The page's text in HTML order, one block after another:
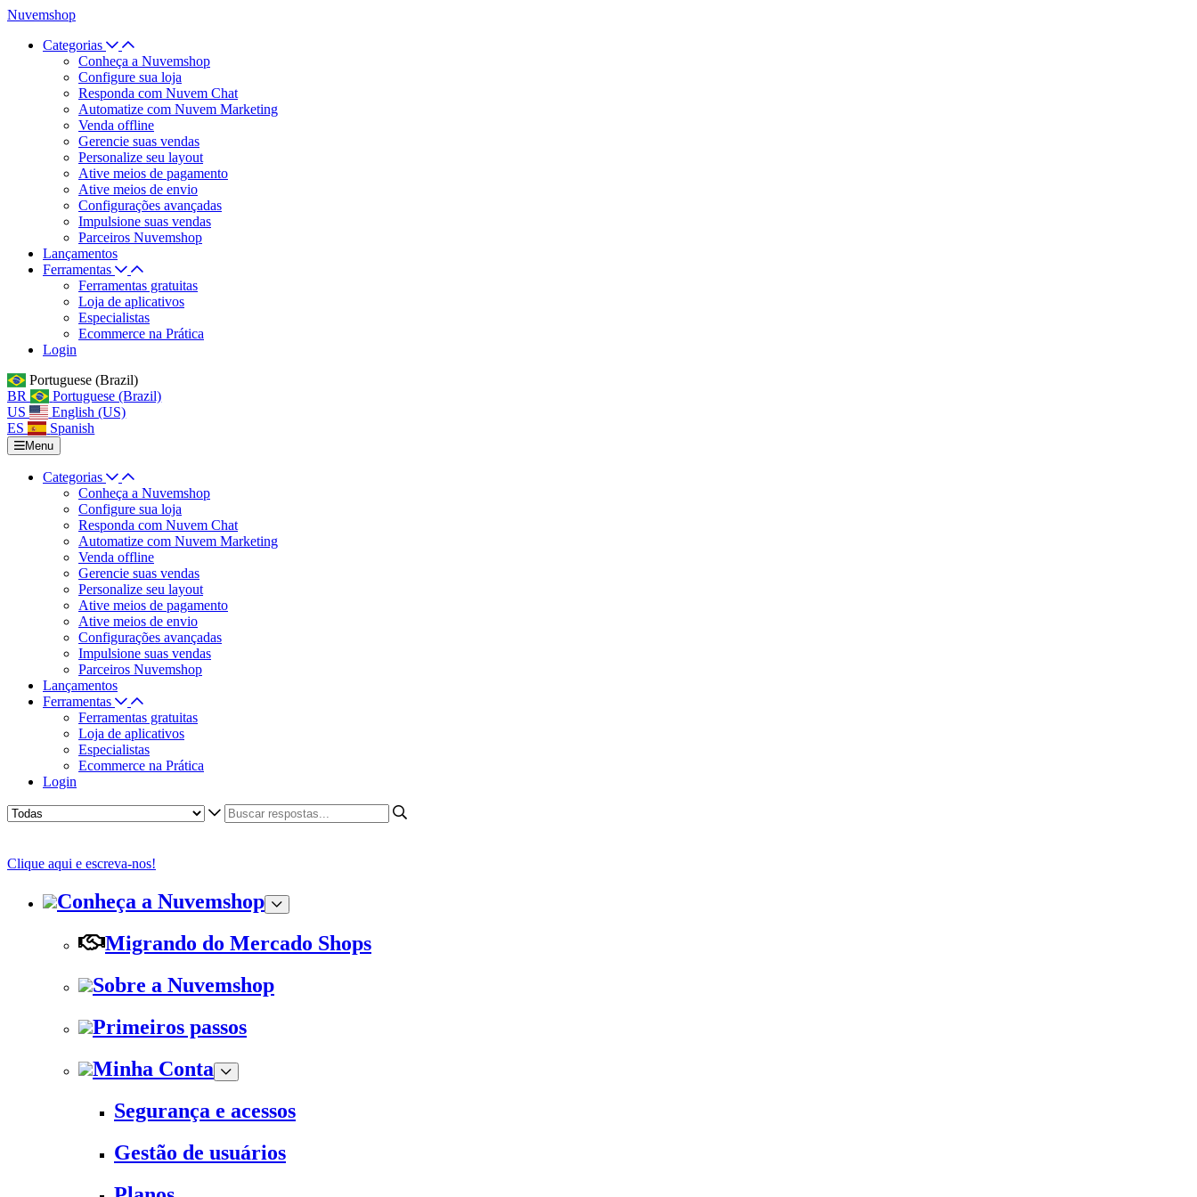
Nuvemshop
Categorias
Conheça a Nuvemshop
Configure sua loja
Responda com Nuvem Chat
Automatize com Nuvem Marketing
Venda offline
Gerencie suas vendas
Personalize seu layout
Ative meios de pagamento
Ative meios de envio
Configurações avançadas
Impulsione suas vendas
Parceiros Nuvemshop
Lançamentos
Ferramentas
Ferramentas gratuitas
Loja de aplicativos
Especialistas
Ecommerce na Prática
Login
Portuguese (Brazil)
BR
Portuguese (Brazil)
US
English (US)
ES
Spanish
Menu
Categorias
Conheça a Nuvemshop
Configure sua loja
Responda com Nuvem Chat
Automatize com Nuvem Marketing
Venda offline
Gerencie suas vendas
Personalize seu layout
Ative meios de pagamento
Ative meios de envio
Configurações avançadas
Impulsione suas vendas
Parceiros Nuvemshop
Lançamentos
Ferramentas
Ferramentas gratuitas
Loja de aplicativos
Especialistas
Ecommerce na Prática
Login
Clique aqui e escreva-nos!
Conheça a Nuvemshop
Migrando do Mercado Shops
Sobre a Nuvemshop
Primeiros passos
Minha Conta
Segurança e acessos
Gestão de usuários